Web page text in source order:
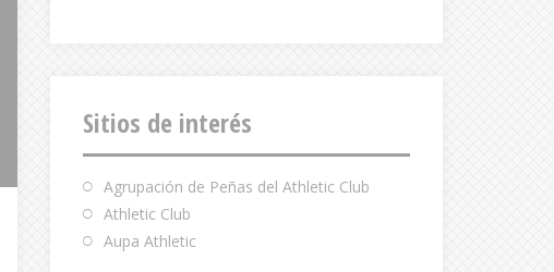
Sitios de interés
Agrupación de Peñas del Athletic Club
Athletic Club
Aupa Athletic